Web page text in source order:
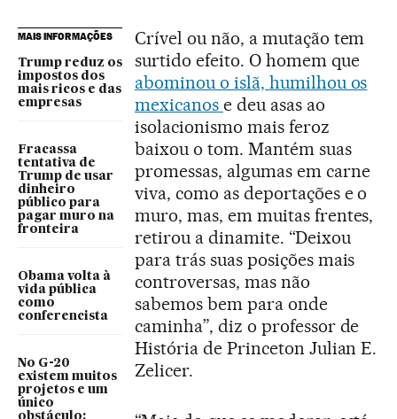
MAIS INFORMAÇÕES
Trump reduz os
impostos dos
mais ricos e das
empresas
Fracassa
tentativa de
Trump de usar
dinheiro
público para
pagar muro na
fronteira
Obama volta à
vida pública
como
conferencista
No G-20
existem muitos
projetos e um
único
obstáculo:
Crível ou não, a mutação tem
surtido efeito. O homem que
abominou o islã, humilhou os
mexicanos e deu asas ao
isolacionismo mais feroz
baixou o tom. Mantém suas
promessas, algumas em carne
viva, como as deportações e o
muro, mas, em muitas frentes,
retirou a dinamite. “Deixou
para trás suas posições mais
controversas, mas não
sabemos bem para onde
caminha”, diz o professor de
História de Princeton Julian E.
Zelicer.